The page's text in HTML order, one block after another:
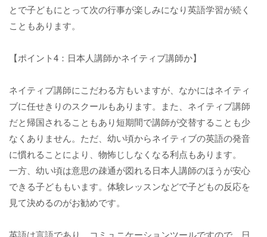
とで子どもにとって次の行事が楽しみになり英語学習が続く
こともあります。
【ポイント4：日本人講師かネイティブ講師か】
ネイティブ講師にこだわる方もいますが、なかにはネイティ
ブに任せきりのスクールもあります。また、ネイティブ講師
だと帰国されることもあり短期間で講師が交替することも少
なくありません。ただ、幼い頃からネイティブの英語の発音
に慣れることにより、物怖じしなくなる利点もあります。
一方、幼い頃は意思の疎通が図れる日本人講師のほうが安心
できる子どももいます。体験レッスンなどで子どもの反応を
見て決めるのがお勧めです。
英語は言語であり、コミュニケーションツールですので、日